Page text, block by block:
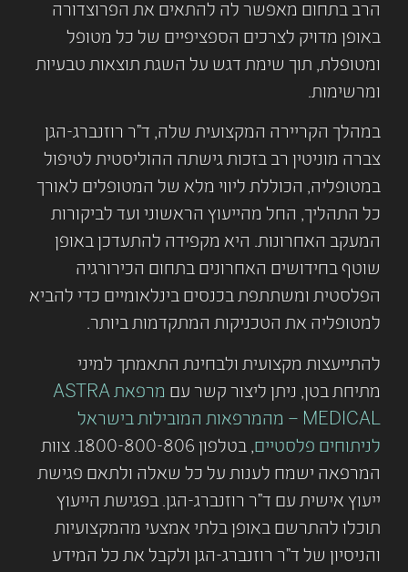
הרב בתחום מאפשר לה להתאים את הפרוצדורה
באופן מדויק לצרכים הספציפיים של כל מטופל
ומטופלת, תוך שימת דגש על השגת תוצאות טבעיות
ומרשימות.
במהלך הקריירה המקצועית שלה, ד"ר רוזנברג-הגן
צברה מוניטין רב בזכות גישתה ההוליסטית לטיפול
במטופליה, הכוללת ליווי מלא של המטופלים לאורך
כל התהליך, החל מהייעוץ הראשוני ועד לביקורות
המעקב האחרונות. היא מקפידה להתעדכן באופן
שוטף בחידושים האחרונים בתחום הכירורגיה
הפלסטית ומשתתפת בכנסים בינלאומיים כדי להביא
למטופליה את הטכניקות המתקדמות ביותר.
להתייעצות מקצועית ולבחינת התאמתך למיני
מתיחת בטן, ניתן ליצור קשר עם
מרפאת ASTRA
MEDICAL – מהמרפאות המובילות בישראל
לניתוחים פלסטיים
, בטלפון 1800-800-806. צוות
המרפאה ישמח לענות על כל שאלה ולתאם פגישת
ייעוץ אישית עם ד"ר רוזנברג-הגן. בפגישת הייעוץ
תוכלו להתרשם באופן בלתי אמצעי מהמקצועיות
והניסיון של ד"ר רוזנברג-הגן ולקבל את כל המידע